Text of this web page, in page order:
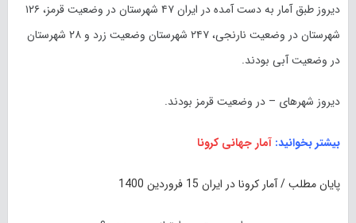
دیروز طبق آمار به دست آمده در ایران ۴۷ شهرستان در وضعیت قرمز، ۱۲۶
شهرستان در وضعیت نارنجی، ۲۴۷ شهرستان وضعیت زرد و ۲۸ شهرستان
در وضعیت آبی بودند.
دیروز شهر‌های – در وضعیت قرمز بودند.
بیشتر بخوانید: آمار جهانی کرونا
پایان مطلب /آمار کرونا در ایران